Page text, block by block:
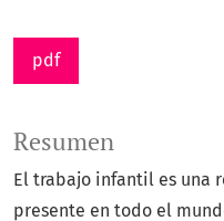
pdf
Resumen
El trabajo infantil es una
presente en todo el